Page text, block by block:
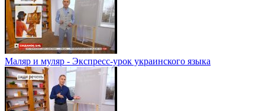
Маляр и муляр - Экспресс-урок украинского языка